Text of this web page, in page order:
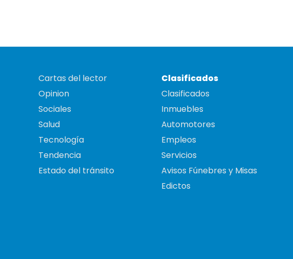
Cartas del lector
Opinion
Sociales
Salud
Tecnología
Tendencia
Estado del tránsito
Clasificados
Clasificados
Inmuebles
Automotores
Empleos
Servicios
Avisos Fúnebres y Misas
Edictos